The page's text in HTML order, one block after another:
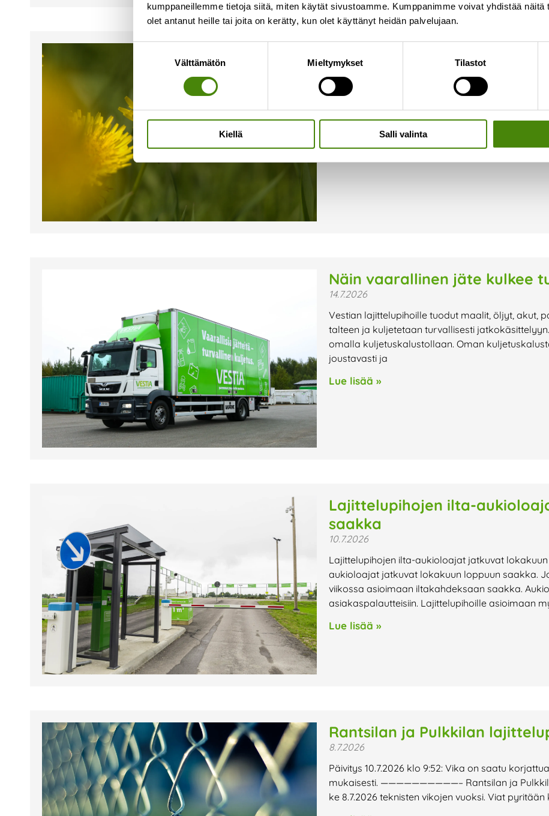
kumppaneillemme tietoja siitä, miten käytät sivustoamme. Kumppanimme voivat yhdistää näitä
olet antanut heille tai joita on kerätty, kun olet käyttänyt heidän palvelujaan.
Välttämätön Mieltymykset Tilastot
Kiellä Salli valinta
16.7.2026
Syksyn lähestyessä ampiaiset hakeutuvat
alkaa olla niukkaa. Kiukkuiset ampiaiset voivat
tyhjentäjällekin. Kiinteistönhaltijana vastuullasi on
Lue lisää »
Näin vaarallinen jäte kulkee
14.7.2026
Vestian lajittelupihoille tuodut maalit, öljyt, akut,
talteen ja kuljetetaan turvallisesti
omalla kuljetuskalustollaan. Oman
joustavasti ja
Lue lisää »
Lajittelupihojen ilta-
saakka
10.7.2026
Lajittelupihojen ilta-aukioloajat jatkuvat
aukioloajat jatkuvat lokakuun loppuun saakka.
viikossa asioimaan iltakahdeksaan saakka.
asiakaspalautteisiin. Lajittelupihoille asioimaan
Lue lisää »
Rantsilan ja Pulkkilan
8.7.2026
Päivitys 10.7.2026 klo 9:52: Vika on saatu
mukaisesti. ——————————– Rantsilan ja
ke 8.7.2026 teknisten vikojen vuoksi. Viat